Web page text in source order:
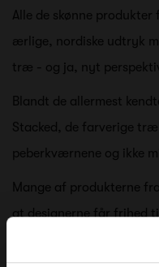
Alle de skønne
ærlige, nordiske udtryk
træ - og ja, nyt
Blandt de allermest
Stacked, de farverige
peberkværnene og ikke
Mange af produkterne
at designerne får frihed
kan designerens